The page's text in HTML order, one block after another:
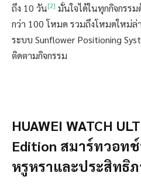
ถึง 10 วัน[2] มั่นใจได้ในทุกกิจกรร
กว่า 100 โหมด รวมถึงโหมดใหม่
ระบบ Sunflower Positioning
ติดตามกิจกรรม
HUAWEI WATCH
Edition สมาร์ทวอท
หรูหราและประสิทธิ